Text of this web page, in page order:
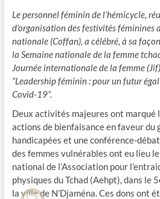
Le personnel féminin de l’hémicycle,
d’organisation des festivités féminines
nationale (Coffan), a célébré, à sa
la Semaine nationale de la femme
Journée internationale de la femme
“Leadership féminin : pour un futur
Covid-19”.
Deux activités majeures ont marqué
actions de bienfaisance en faveur du
handicapées et une conférence-
des femmes vulnérables ont eu lieu
national de l’Association pour
physiques du Tchad (Aehpt), dans le
la ville de N’Djaména. Ces dons ont